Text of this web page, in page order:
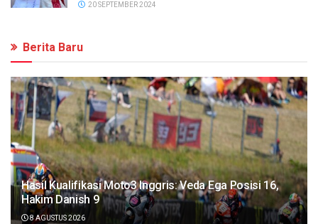
20 SEPTEMBER 2024
Berita Baru
Hasil Kualifikasi Moto3 Inggris: Veda Ega Posisi 16,
Hakim Danish 9
8 AGUSTUS 2026